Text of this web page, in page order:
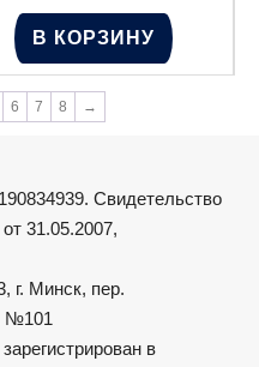
В КОРЗИНУ
6 7 8 →
Свидетельство
31.05.2007,
г. Минск, пер.
№101
зарегистрирован в